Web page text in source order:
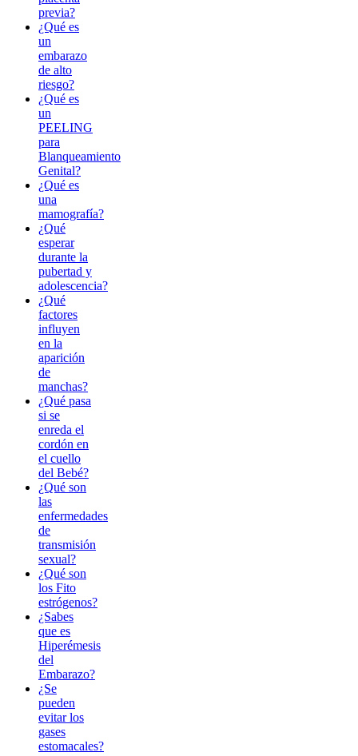
previa?
¿Qué es
un
embarazo
de alto
riesgo?
¿Qué es
un
PEELING
para
Blanqueamiento
Genital?
¿Qué es
una
mamografía?
¿Qué
esperar
durante la
pubertad y
adolescencia?
¿Qué
factores
influyen
en la
aparición
de
manchas?
¿Qué pasa
si se
enreda el
cordón en
el cuello
del Bebé?
¿Qué son
las
enfermedades
de
transmisión
sexual?
¿Qué son
los Fito
estrógenos?
¿Sabes
que es
Hiperémesis
del
Embarazo?
¿Se
pueden
evitar los
gases
estomacales?